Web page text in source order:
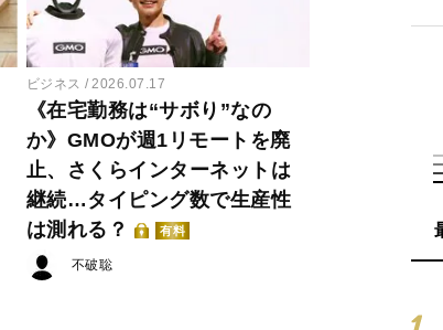
ビジネス 2026.07.17
《在宅勤務は“サボり”なの
か》GMOが週1リモートを廃
止、さくらインターネットは
継続…タイピング数で生産性
は測れる？
有料
不破聡